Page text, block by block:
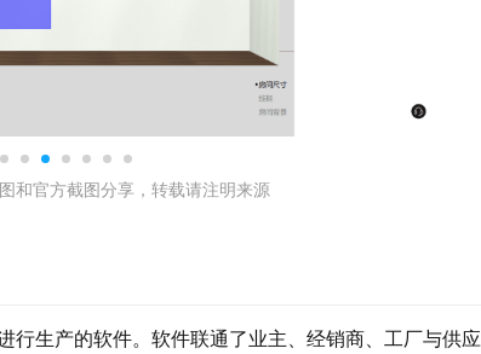
和官方截图分享，转载请注明来源
行生产的软件。软件联通了业主、经销商、工厂与供应